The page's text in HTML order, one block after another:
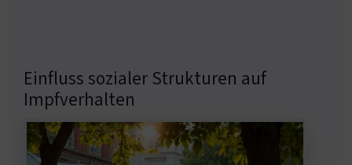
Einfluss sozialer Strukturen auf
Impfverhalten